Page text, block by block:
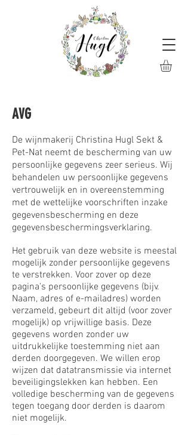
AVG
De wijnmakerij Christina Hugl Sekt &
Pet-Nat neemt de bescherming van uw
persoonlijke gegevens zeer serieus. Wij
behandelen uw persoonlijke gegevens
vertrouwelijk en in overeenstemming
met de wettelijke voorschriften inzake
gegevensbescherming en deze
gegevensbeschermingsverklaring.
Het gebruik van deze website is meestal
mogelijk zonder persoonlijke gegevens
te verstrekken. Voor zover op deze
pagina's persoonlijke gegevens (bijv.
Naam, adres of e-mailadres) worden
verzameld, gebeurt dit altijd (voor zover
mogelijk) op vrijwillige basis. Deze
gegevens worden zonder uw
uitdrukkelijke toestemming niet aan
derden doorgegeven. We willen erop
wijzen dat datatransmissie via internet
beveiligingslekken kan hebben. Een
volledige bescherming van de gegevens
tegen toegang door derden is daarom
niet mogelijk.